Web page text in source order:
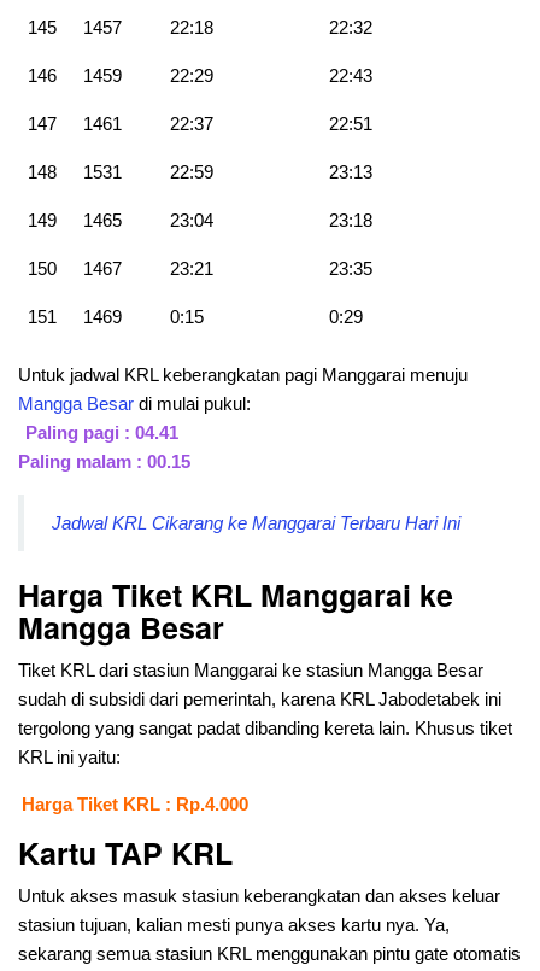
145 1457 22:18 22:32
146 1459 22:29 22:43
147 1461 22:37 22:51
148 1531 22:59 23:13
149 1465 23:04 23:18
150 1467 23:21 23:35
151 1469 0:15 0:29
Untuk jadwal KRL keberangkatan pagi Manggarai menuju
Mangga Besar di mulai pukul:
Paling pagi : 04.41
Paling malam : 00.15
Jadwal KRL Cikarang ke Manggarai Terbaru Hari Ini
Harga Tiket KRL Manggarai ke
Mangga Besar
Tiket KRL dari stasiun Manggarai ke stasiun Mangga Besar
sudah di subsidi dari pemerintah, karena KRL Jabodetabek ini
tergolong yang sangat padat dibanding kereta lain. Khusus tiket
KRL ini yaitu:
Harga Tiket KRL : Rp.4.000
Kartu TAP KRL
Untuk akses masuk stasiun keberangkatan dan akses keluar
stasiun tujuan, kalian mesti punya akses kartu nya. Ya,
sekarang semua stasiun KRL menggunakan pintu gate otomatis